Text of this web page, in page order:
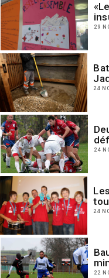
29
24
24
24
22